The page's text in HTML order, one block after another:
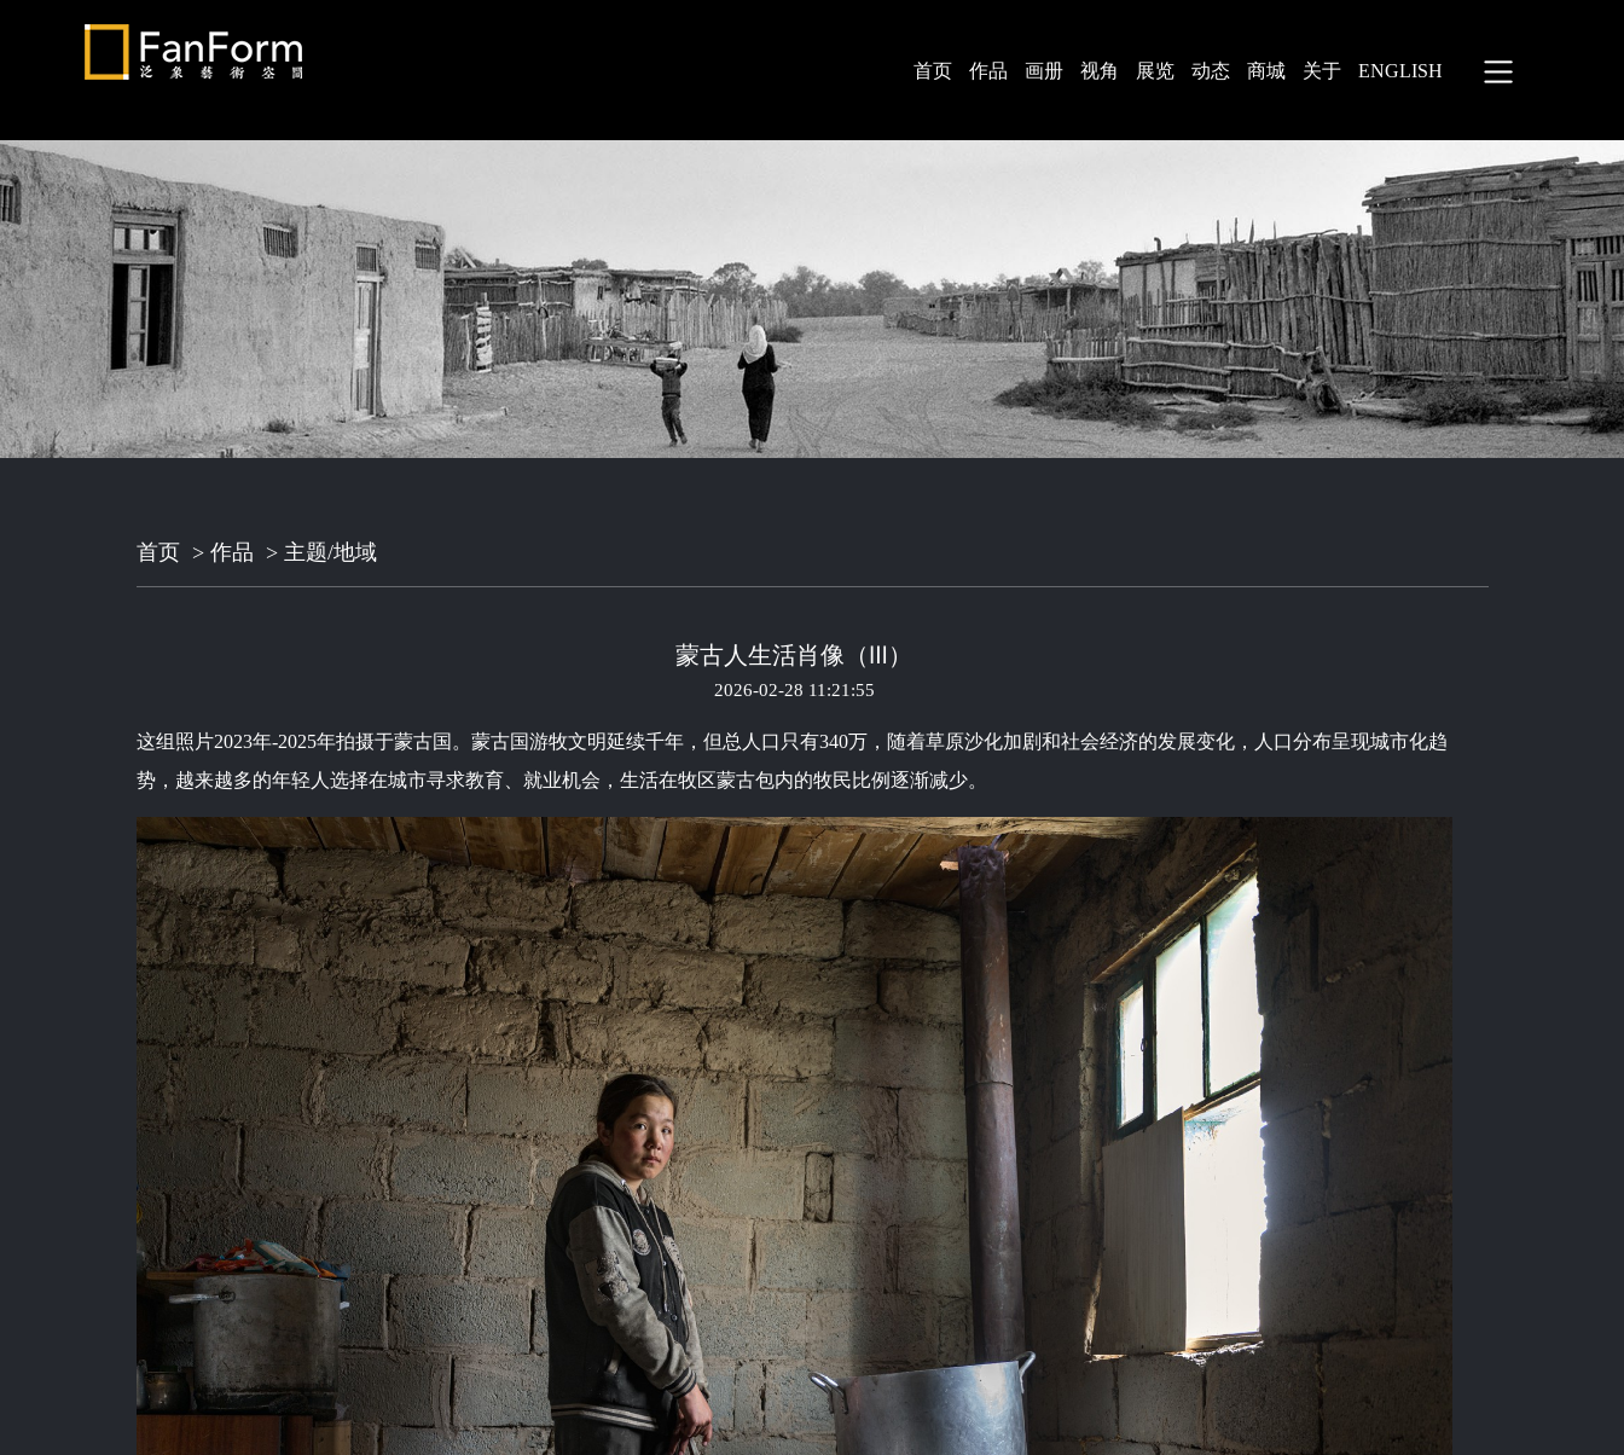
首页 作品 画册 视角 展览 动态 商城 关于 ENGLISH
首页> 作品 > 主题/地域
蒙古人生活肖像（Ⅲ）
2026-02-28 11:21:55
这组照片2023年-2025年拍摄于蒙古国。蒙古国游牧文明延续千年，但总人口只有340万，随着草原沙化加剧和社会经济的发展变化，人口分布呈现城市化趋
势，越来越多的年轻人选择在城市寻求教育、就业机会，生活在牧区蒙古包内的牧民比例逐渐减少。